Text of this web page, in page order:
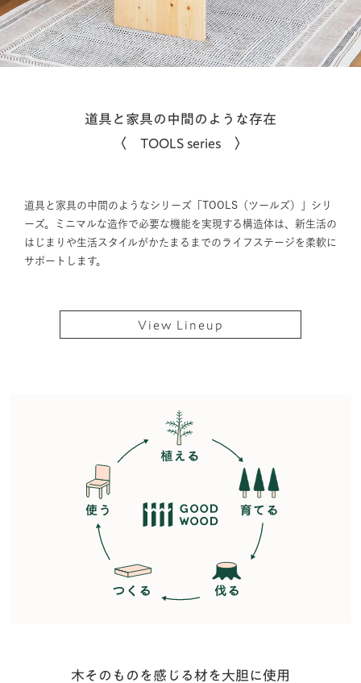
道具と家具の中間のような存在
〈 TOOLS series 〉
道具と家具の中間のようなシリーズ「TOOLS（ツールズ）」シリ
ーズ。ミニマルな造作で必要な機能を実現する構造体は、新生活の
はじまりや生活スタイルがかたまるまでのライフステージを柔軟に
サポートします。
View Lineup
木そのものを感じる材を大胆に使用